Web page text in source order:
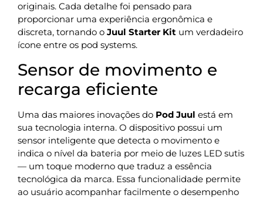
originais. Cada detalhe foi pensado para
proporcionar uma experiência ergonômica e
discreta, tornando o Juul Starter Kit um verdadeiro
ícone entre os pod systems.
Sensor de movimento e
recarga eficiente
Uma das maiores inovações do Pod Juul está em
sua tecnologia interna. O dispositivo possui um
sensor inteligente que detecta o movimento e
indica o nível da bateria por meio de luzes LED sutis
— um toque moderno que traduz a essência
tecnológica da marca. Essa funcionalidade permite
ao usuário acompanhar facilmente o desempenho